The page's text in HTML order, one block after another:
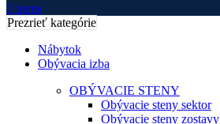
0 items
Prezrieť kategórie
Nábytok
Obývacia izba
OBÝVACIE STENY
Obývacie steny sektor
Obývacie steny zostavy